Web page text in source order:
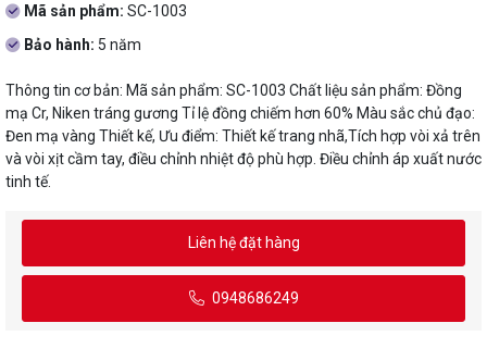
Mã sản phẩm: SC-1003
Bảo hành: 5 năm
Thông tin cơ bản: Mã sản phẩm: SC-1003 Chất liệu sản phẩm: Đồng
mạ Cr, Niken tráng gương Tỉ lệ đồng chiếm hơn 60% Màu sắc chủ đạo:
Đen mạ vàng Thiết kế, Ưu điểm: Thiết kế trang nhã,Tích hợp vòi xả trên
và vòi xịt cầm tay, điều chỉnh nhiệt độ phù hợp. Điều chỉnh áp xuất nước
tinh tế.
Liên hệ đặt hàng
0948686249